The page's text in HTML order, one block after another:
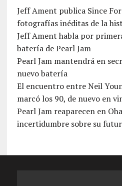
Jeff Ament publica Since
fotografías inéditas de la
Jeff Ament habla por
batería de Pearl Jam
Pearl Jam mantendrá en
nuevo batería
El encuentro entre Neil
marcó los 90, de nuevo en
Pearl Jam reaparecen en
incertidumbre sobre su